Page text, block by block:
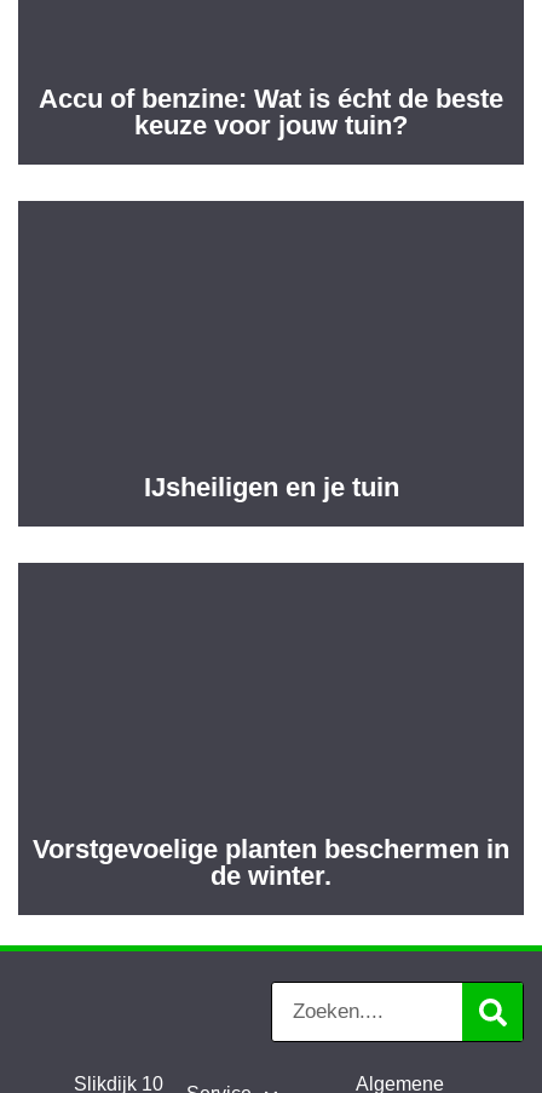
Accu of benzine: Wat is écht de beste
keuze voor jouw tuin?
IJsheiligen en je tuin
Vorstgevoelige planten beschermen in
de winter.
Slikdijk 10 Algemene